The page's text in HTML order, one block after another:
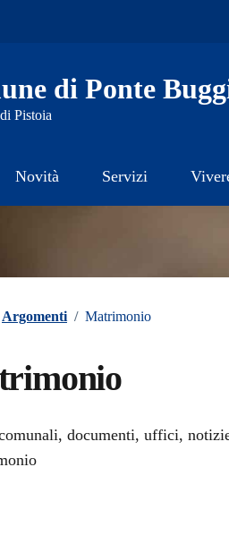
di Ponte
Pistoia
Novità Servizi
Argomenti / Matrimonio
documenti, uffici,